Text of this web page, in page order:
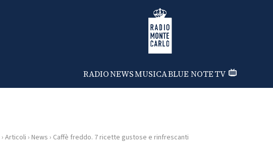
Radio Monte Carlo
RADIONEWSMUSICABLUE NOTETV
› Articoli › News › Caffè freddo. 7 ricette gustose e rinfrescanti